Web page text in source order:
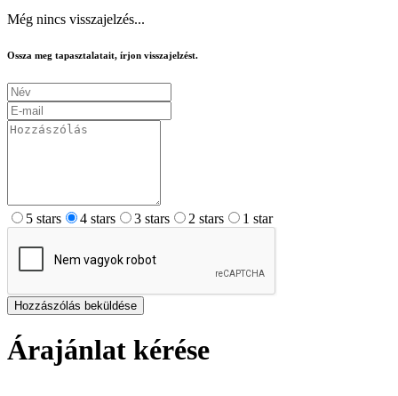
Még nincs visszajelzés...
Ossza meg tapasztalatait, írjon visszajelzést.
5 stars 4 stars 3 stars 2 stars 1 star
Hozzászólás beküldése
Árajánlat kérése